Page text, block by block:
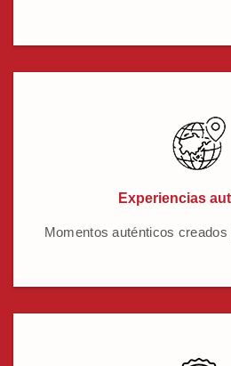
Experiencias
Momentos auténticos